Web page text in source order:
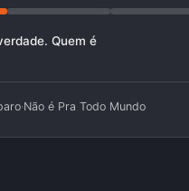
Quem é
·Não é Pra Todo Mundo